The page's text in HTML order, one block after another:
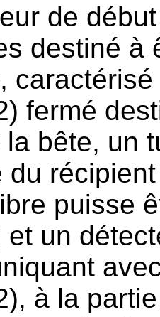
de
destiné à
fermé
bête, un
du
puisse
et un
à la